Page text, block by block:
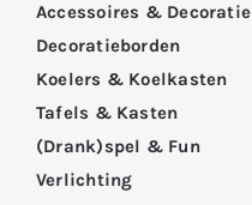
Accessoires & Decoratie
Decoratieborden
Koelers & Koelkasten
Tafels & Kasten
(Drank)spel & Fun
Verlichting